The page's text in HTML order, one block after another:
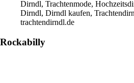
Dirndl, Trachtenmode,
Dirndl, Dirndl kaufen,
trachtendirndl.de
Rockabilly